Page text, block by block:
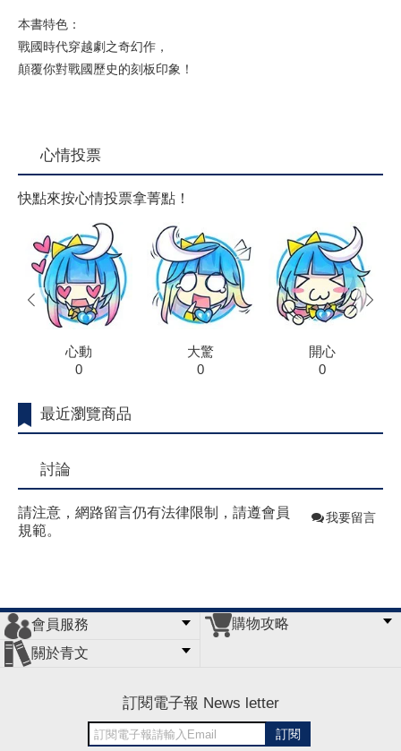
本書特色：
戰國時代穿越劇之奇幻作，
顛覆你對戰國歷史的刻板印象！
心情投票
快點來按心情投票拿菁點！
心動
0
大驚
0
開心
0
prev next
最近瀏覽商品
討論
請注意，網路留言仍有法律限制，請遵會員
規範。
我要留言
會員服務
會員辦法
客服信箱
隱私條款
網站導覽
購物攻略
關於青文
訂閱電子報 News letter
訂閱